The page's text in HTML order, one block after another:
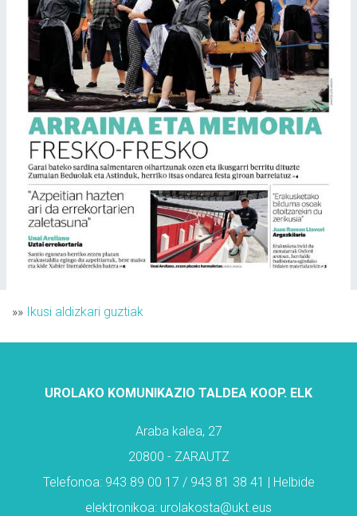
»» Ikusi aldizkari guztiak
UROLAKO KOMUNIKAZIO TALDEA KOOP. ELK
Araba kalea, 27
20800 - ZARAUTZ
Telefonoa: 943 89 00 17 / 943 81 38 41 | Helbide
elektronikoa: urolakosta@ukt.eus